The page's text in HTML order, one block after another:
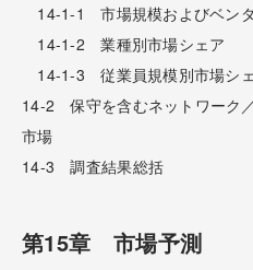
14-1-1 市場規模およびベン
14-1-2 業種別市場シェア
14-1-3 従業員規模別市場シ
14-2 保守を含むネットワーク
市場
14-3 調査結果総括
第15章 市場予測